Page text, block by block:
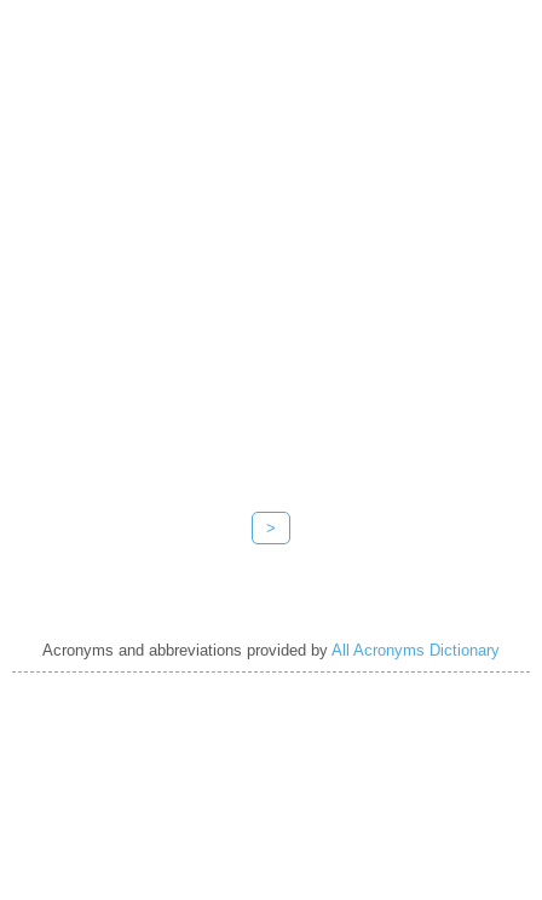
>
Acronyms and abbreviations provided by All Acronyms Dictionary